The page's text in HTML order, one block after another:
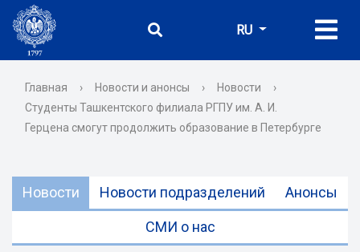
RU
Главная › Новости и анонсы › Новости
›
Студенты Ташкентского филиала РГПУ им. А. И.
Герцена смогут продолжить образование в Петербурге
Новости Новости подразделений Анонсы
СМИ о нас